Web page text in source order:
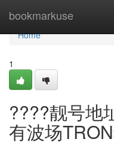
bookmarkuse
Home
Home
1
????靓号地
有波场